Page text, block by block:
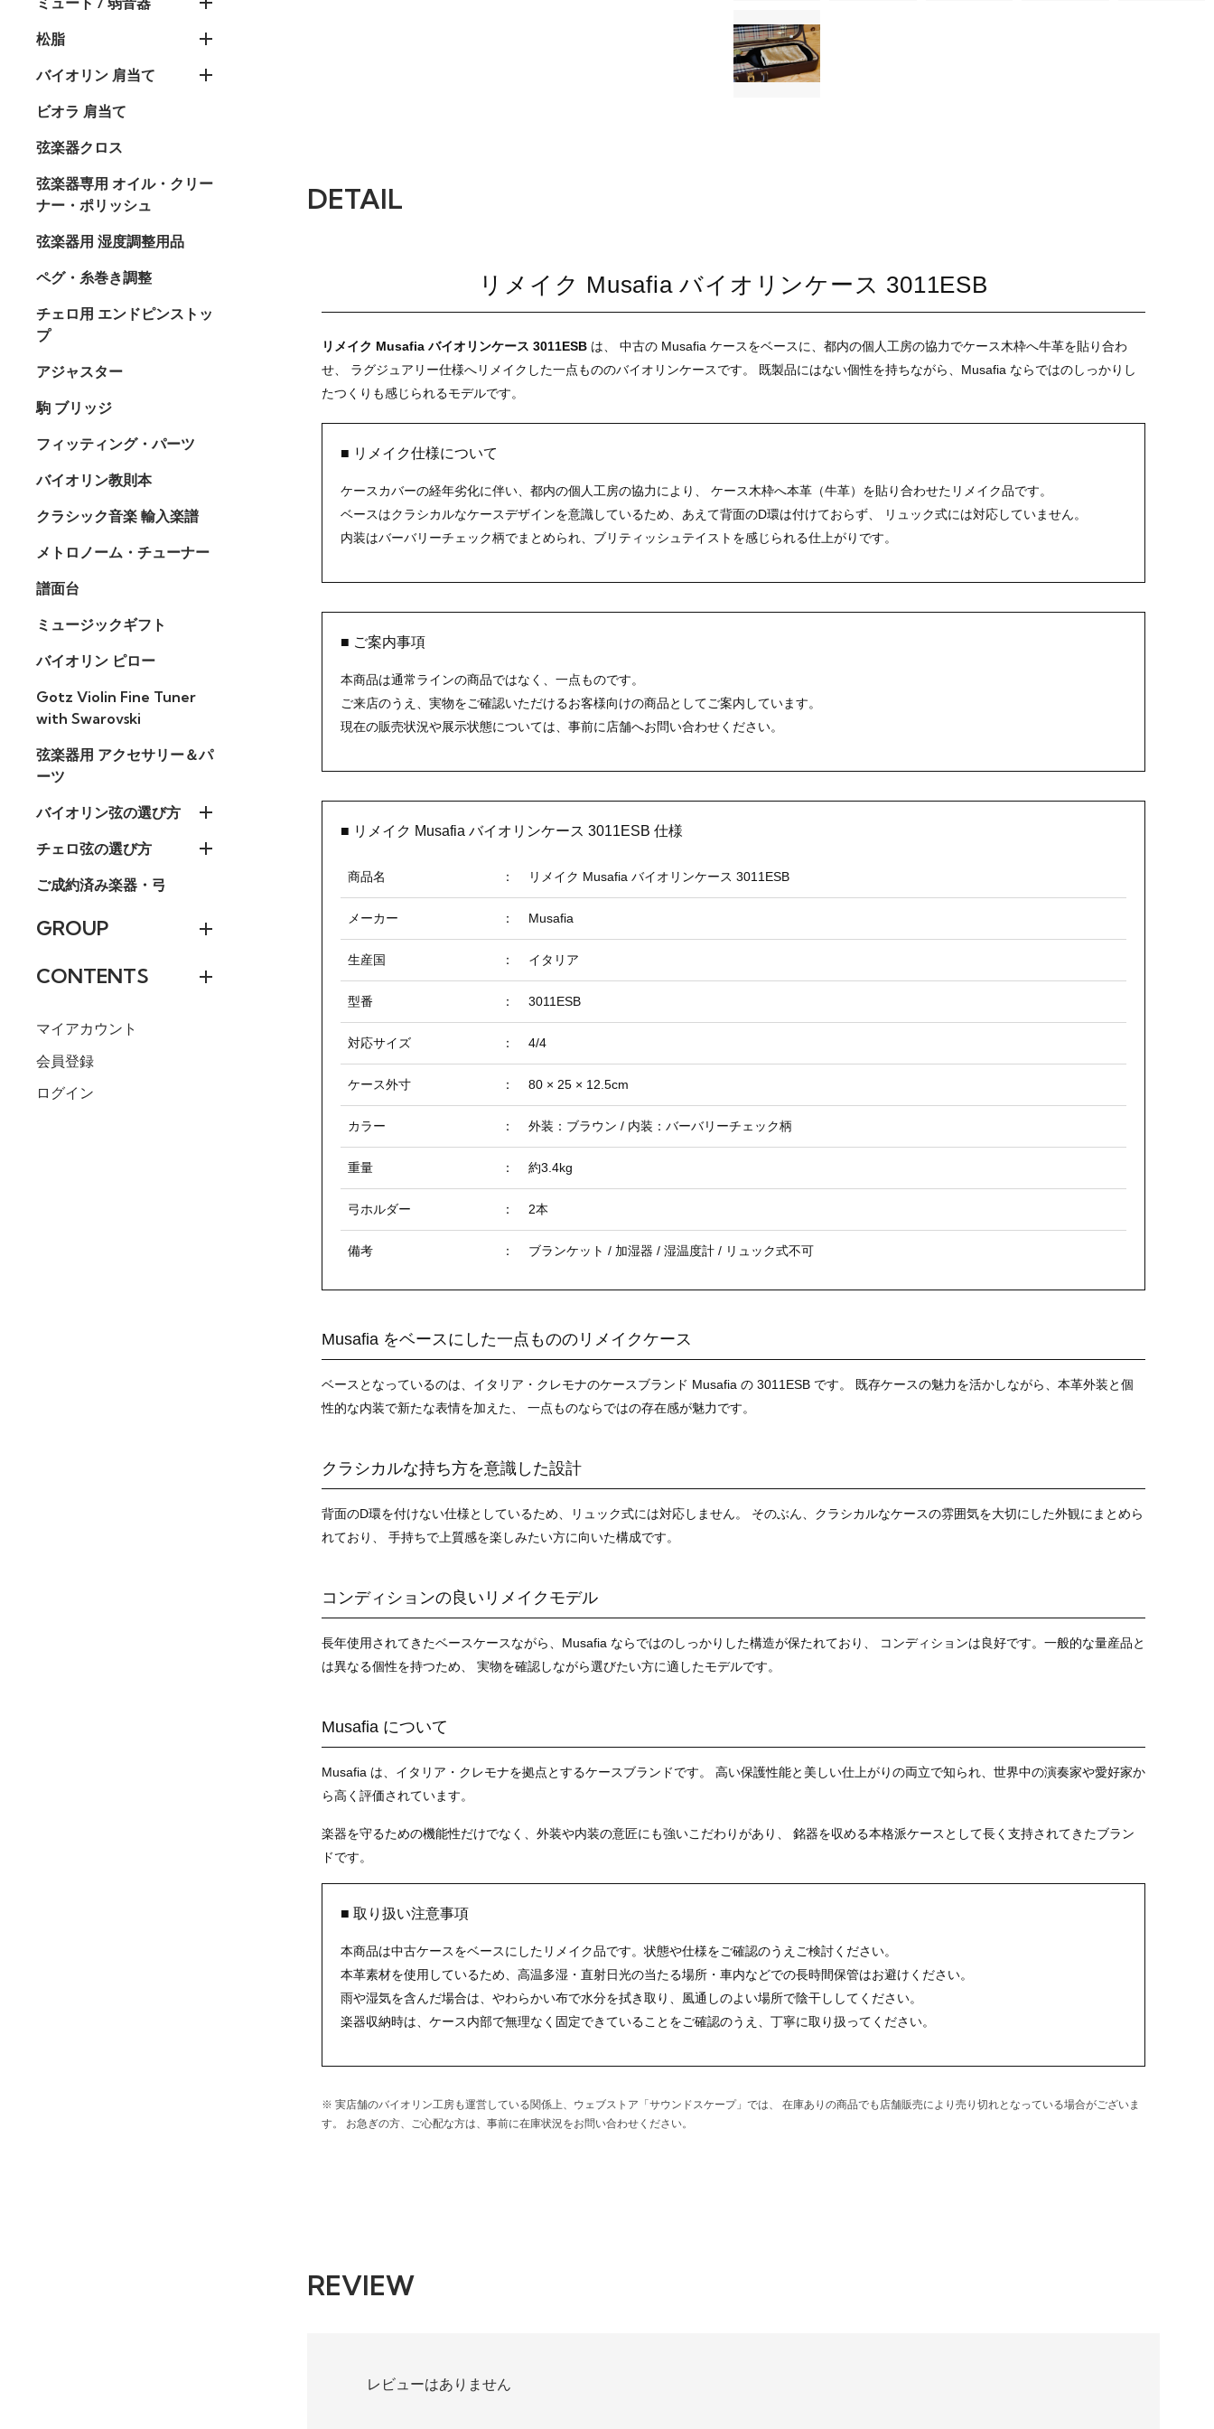
松脂
バイオリン 肩当て
ビオラ 肩当て
弦楽器クロス
弦楽器専用 オイル・クリー
ナー・ポリッシュ
弦楽器用 湿度調整用品
ペグ・糸巻き調整
チェロ用 エンドピンストッ
プ
アジャスター
駒 ブリッジ
フィッティング・パーツ
バイオリン教則本
クラシック音楽 輸入楽譜
メトロノーム・チューナー
譜面台
ミュージックギフト
バイオリン ピロー
Gotz Violin Fine Tuner
with Swarovski
弦楽器用 アクセサリー＆パ
ーツ
バイオリン弦の選び方
チェロ弦の選び方
ご成約済み楽器・弓
GROUP
CONTENTS
マイアカウント
会員登録
ログイン
DETAIL
リメイク Musafia バイオリンケース 3011ESB
リメイク Musafia バイオリンケース 3011ESB は、 中古の Musafia ケースをベースに、都内の個人工房の協力でケース木枠へ牛革を貼り合わ
せ、 ラグジュアリー仕様へリメイクした一点もののバイオリンケースです。 既製品にはない個性を持ちながら、Musafia ならではのしっかりし
たつくりも感じられるモデルです。
■ リメイク仕様について
ケースカバーの経年劣化に伴い、都内の個人工房の協力により、 ケース木枠へ本革（牛革）を貼り合わせたリメイク品です。
ベースはクラシカルなケースデザインを意識しているため、あえて背面のD環は付けておらず、 リュック式には対応していません。
内装はバーバリーチェック柄でまとめられ、ブリティッシュテイストを感じられる仕上がりです。
■ ご案内事項
本商品は通常ラインの商品ではなく、一点ものです。
ご来店のうえ、実物をご確認いただけるお客様向けの商品としてご案内しています。
現在の販売状況や展示状態については、事前に店舗へお問い合わせください。
■ リメイク Musafia バイオリンケース 3011ESB 仕様
商品名 ： リメイク Musafia バイオリンケース 3011ESB
メーカー ： Musafia
生産国 ： イタリア
型番 ： 3011ESB
対応サイズ ： 4/4
ケース外寸 ： 80 × 25 × 12.5cm
カラー ： 外装：ブラウン / 内装：バーバリーチェック柄
重量 ： 約3.4kg
弓ホルダー ： 2本
備考 ： ブランケット / 加湿器 / 湿温度計 / リュック式不可
Musafia をベースにした一点もののリメイクケース
ベースとなっているのは、イタリア・クレモナのケースブランド Musafia の 3011ESB です。 既存ケースの魅力を活かしながら、本革外装と個
性的な内装で新たな表情を加えた、 一点ものならではの存在感が魅力です。
クラシカルな持ち方を意識した設計
背面のD環を付けない仕様としているため、リュック式には対応しません。 そのぶん、クラシカルなケースの雰囲気を大切にした外観にまとめら
れており、 手持ちで上質感を楽しみたい方に向いた構成です。
コンディションの良いリメイクモデル
長年使用されてきたベースケースながら、Musafia ならではのしっかりした構造が保たれており、 コンディションは良好です。一般的な量産品と
は異なる個性を持つため、 実物を確認しながら選びたい方に適したモデルです。
Musafia について
Musafia は、イタリア・クレモナを拠点とするケースブランドです。 高い保護性能と美しい仕上がりの両立で知られ、世界中の演奏家や愛好家か
ら高く評価されています。
楽器を守るための機能性だけでなく、外装や内装の意匠にも強いこだわりがあり、 銘器を収める本格派ケースとして長く支持されてきたブラン
ドです。
■ 取り扱い注意事項
本商品は中古ケースをベースにしたリメイク品です。状態や仕様をご確認のうえご検討ください。
本革素材を使用しているため、高温多湿・直射日光の当たる場所・車内などでの長時間保管はお避けください。
雨や湿気を含んだ場合は、やわらかい布で水分を拭き取り、風通しのよい場所で陰干ししてください。
楽器収納時は、ケース内部で無理なく固定できていることをご確認のうえ、丁寧に取り扱ってください。
※ 実店舗のバイオリン工房も運営している関係上、ウェブストア「サウンドスケープ」では、 在庫ありの商品でも店舗販売により売り切れとなっている場合がございま
す。 お急ぎの方、ご心配な方は、事前に在庫状況をお問い合わせください。
REVIEW
レビューはありません